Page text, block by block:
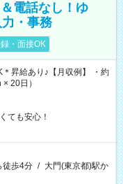
電話なし！ゆ
・事務
・面接OK
昇給あり♪【月収例】 ・約
20日）
も安心！
徒歩4分 / 大門(東京都)駅か